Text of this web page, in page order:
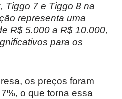
Tiggo 7 e Tiggo 8 na
representa uma
R$ 5.000 a R$ 10.000,
para os
os preços foram
o que torna essa